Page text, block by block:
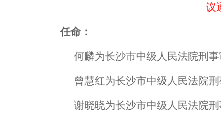
议
任命：
何麟为长沙市中级人民法院刑
曾慧红为长沙市中级人民法院
谢晓晓为长沙市中级人民法院